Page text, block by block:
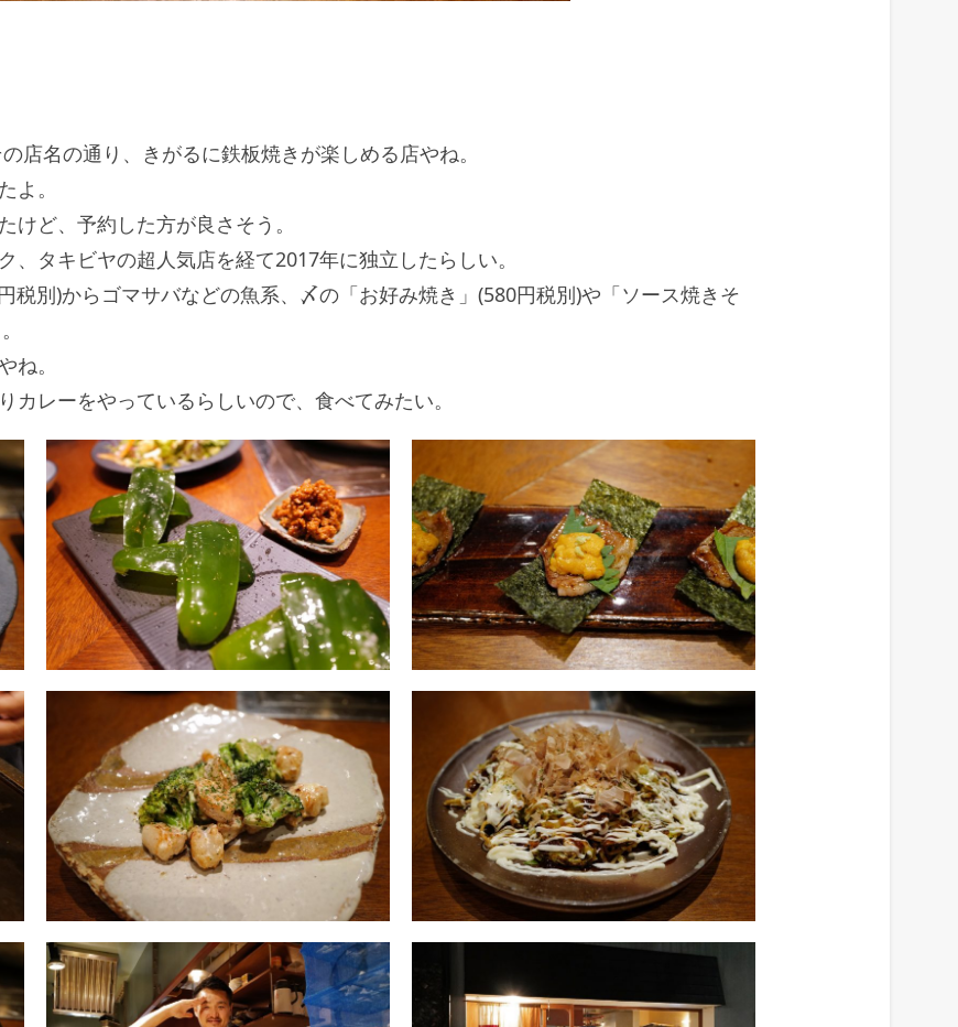
店名の通り、きがるに鉄板焼きが楽しめる店やね。
よ。
ど、予約した方が良さそう。
、タキビヤの超人気店を経て2017年に独立したらしい。
税別)からゴマサバなどの魚系、〆の「お好み焼き」(580円税別)や「ソース焼きそ
ね。
カレーをやっているらしいので、食べてみたい。